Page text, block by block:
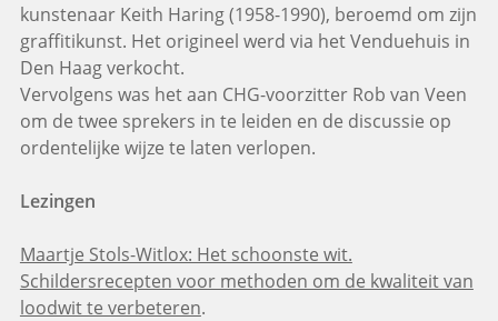
kunstenaar Keith Haring (1958-1990), beroemd om zijn
graffitikunst. Het origineel werd via het Venduehuis in
Den Haag verkocht.
Vervolgens was het aan CHG-voorzitter Rob van Veen
om de twee sprekers in te leiden en de discussie op
ordentelijke wijze te laten verlopen.
Lezingen
Maartje Stols-Witlox: Het schoonste wit.
Schildersrecepten voor methoden om de kwaliteit van
loodwit te verbeteren.